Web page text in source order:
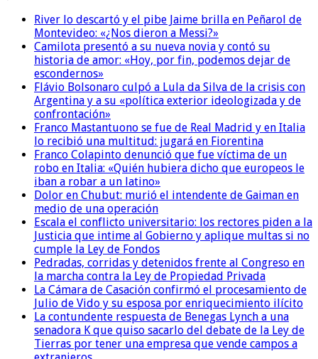
River lo descartó y el pibe Jaime brilla en Peñarol de
Montevideo: «¿Nos dieron a Messi?»
Camilota presentó a su nueva novia y contó su
historia de amor: «Hoy, por fin, podemos dejar de
escondernos»
Flávio Bolsonaro culpó a Lula da Silva de la crisis con
Argentina y a su «política exterior ideologizada y de
confrontación»
Franco Mastantuono se fue de Real Madrid y en Italia
lo recibió una multitud: jugará en Fiorentina
Franco Colapinto denunció que fue víctima de un
robo en Italia: «Quién hubiera dicho que europeos le
iban a robar a un latino»
Dolor en Chubut: murió el intendente de Gaiman en
medio de una operación
Escala el conflicto universitario: los rectores piden a la
Justicia que intime al Gobierno y aplique multas si no
cumple la Ley de Fondos
Pedradas, corridas y detenidos frente al Congreso en
la marcha contra la Ley de Propiedad Privada
La Cámara de Casación confirmó el procesamiento de
Julio de Vido y su esposa por enriquecimiento ilícito
La contundente respuesta de Benegas Lynch a una
senadora K que quiso sacarlo del debate de la Ley de
Tierras por tener una empresa que vende campos a